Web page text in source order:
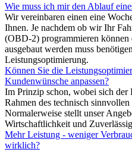
Wie muss ich mir den Ablauf
Wir vereinbaren einen eine
Ihnen. Je nachdem ob wir Ihr
(OBD-2) programmieren können
ausgebaut werden muss
Leistungsoptimierung.
Können Sie die
Kundenwünsche anpassen?
Im Prinzip schon, wobei sich
Rahmen des technisch
Normalerweise stellt unser
Wirtschaftlichkeit und
Mehr Leistung - weniger
wirklich?